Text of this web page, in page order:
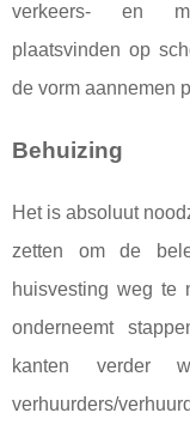
verkeers- en
plaatsvinden op
de vorm aannemen
Behuizing
Het is absoluut
zetten om de
huisvesting weg te
onderneemt
kanten verder
verhuurders/